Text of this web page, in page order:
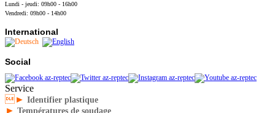
Lundi - jeudi: 09h00 - 16h00
Vendredi: 09h00 - 14h00
International
Social
Service
► Identifier plastique
► Températures de soudage